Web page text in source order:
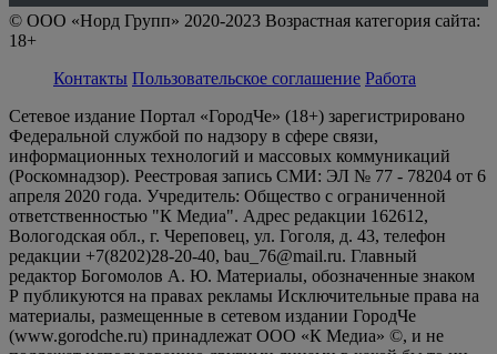
© ООО «Норд Групп» 2020-2023 Возрастная категория сайта:
18+
Контакты Пользовательское соглашение Работа
Сетевое издание Портал «ГородЧе» (18+) зарегистрировано
Федеральной службой по надзору в сфере связи,
информационных технологий и массовых коммуникаций
(Роскомнадзор). Реестровая запись СМИ: ЭЛ № 77 - 78204 от 6
апреля 2020 года. Учредитель: Общество с ограниченной
ответственностью "К Медиа". Адрес редакции 162612,
Вологодская обл., г. Череповец, ул. Гоголя, д. 43, телефон
редакции +7(8202)28-20-40, bau_76@mail.ru. Главный
редактор Богомолов А. Ю. Материалы, обозначенные знаком
Р публикуются на правах рекламы Исключительные права на
материалы, размещенные в сетевом издании ГородЧе
(www.gorodche.ru) принадлежат ООО «К Медиа» ©, и не